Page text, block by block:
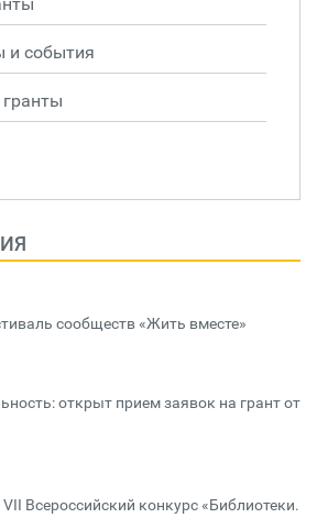
и события
сообществ «Жить вместе»
открыт прием заявок на грант от
Всероссийский конкурс «Библиотеки.